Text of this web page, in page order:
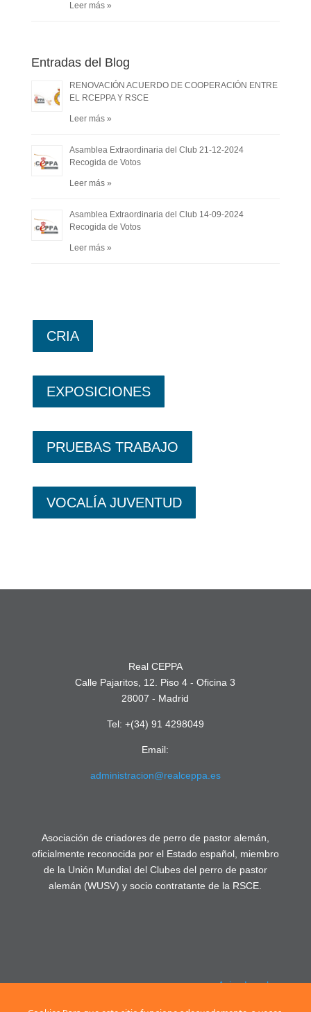
Leer más »
Entradas del Blog
RENOVACIÓN ACUERDO DE COOPERACIÓN ENTRE
EL RCEPPA Y RSCE
Leer más »
Asamblea Extraordinaria del Club 21-12-2024
Recogida de Votos
Leer más »
Asamblea Extraordinaria del Club 14-09-2024
Recogida de Votos
Leer más »
CRIA
EXPOSICIONES
PRUEBAS TRABAJO
VOCALÍA JUVENTUD
Real CEPPA
Calle Pajaritos, 12. Piso 4 - Oficina 3
28007 - Madrid
Tel: +(34) 91 4298049
Email:
administracion@realceppa.es
Asociación de criadores de perro de pastor alemán,
oficialmente reconocida por el Estado español, miembro
de la Unión Mundial del Clubes del perro de pastor
alemán (WUSV) y socio contratante de la RSCE.
Aviso Legal